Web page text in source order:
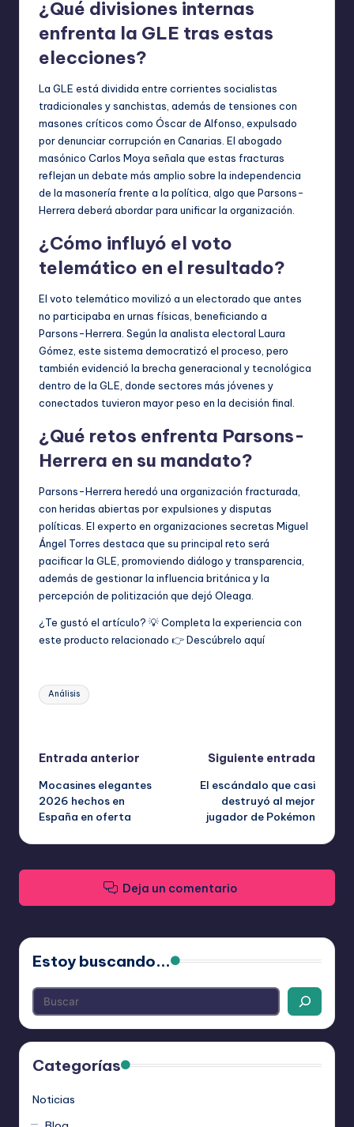
¿Qué divisiones internas
enfrenta la GLE tras estas
elecciones?
La GLE está dividida entre corrientes socialistas
tradicionales y sanchistas, además de tensiones con
masones críticos como Óscar de Alfonso, expulsado
por denunciar corrupción en Canarias. El abogado
masónico Carlos Moya señala que estas fracturas
reflejan un debate más amplio sobre la independencia
de la masonería frente a la política, algo que Parsons-
Herrera deberá abordar para unificar la organización.
¿Cómo influyó el voto
telemático en el resultado?
El voto telemático movilizó a un electorado que antes
no participaba en urnas físicas, beneficiando a
Parsons-Herrera. Según la analista electoral Laura
Gómez, este sistema democratizó el proceso, pero
también evidenció la brecha generacional y tecnológica
dentro de la GLE, donde sectores más jóvenes y
conectados tuvieron mayor peso en la decisión final.
¿Qué retos enfrenta Parsons-
Herrera en su mandato?
Parsons-Herrera heredó una organización fracturada,
con heridas abiertas por expulsiones y disputas
políticas. El experto en organizaciones secretas Miguel
Ángel Torres destaca que su principal reto será
pacificar la GLE, promoviendo diálogo y transparencia,
además de gestionar la influencia británica y la
percepción de politización que dejó Oleaga.
¿Te gustó el artículo? 💡 Completa la experiencia con
este producto relacionado 👉Descúbrelo aquí
Etiquetas:
Análisis
Navegación
de
entradas
Entrada anterior
Mocasines elegantes
2026 hechos en
España en oferta
Siguiente entrada
El escándalo que casi
destruyó al mejor
jugador de Pokémon
Deja un comentario
Estoy buscando...
Categorías
Noticias